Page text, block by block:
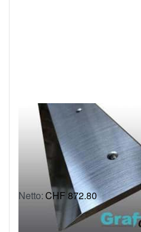
GRAFCUT
Ersatzmesser
GRAFCUT, 73 cm
passend zu den
Modellen Grafcut 73 und
Grafcut 73H.
Ersatzmesser in HSS-
CHF 872.80
inkl. MWSt.: CHF 943.50